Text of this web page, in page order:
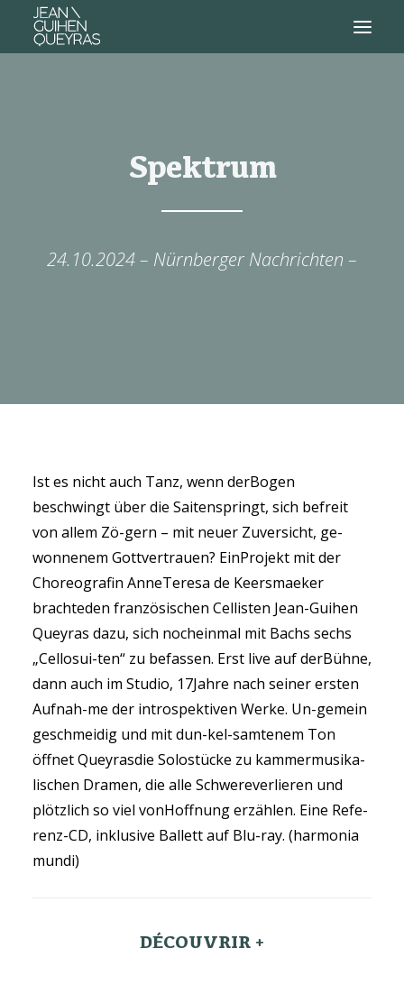
RECHERCHE
Spektrum
24.10.2024 – Nürnberger Nachrichten –
Ist es nicht auch Tanz, wenn derBogen
beschwingt über die Saitenspringt, sich befreit
von allem Zö-gern – mit neuer Zuversicht, ge-
wonnenem Gottvertrauen? EinProjekt mit der
Choreografin AnneTeresa de Keersmaeker
brachteden französischen Cellisten Jean-Guihen
Queyras dazu, sich nocheinmal mit Bachs sechs
„Cellosui-ten“ zu befassen. Erst live auf derBühne,
dann auch im Studio, 17Jahre nach seiner ersten
Aufnah-me der introspektiven Werke. Un-gemein
geschmeidig und mit dun-kel-samtenem Ton
öffnet Queyrasdie Solostücke zu kammermusika-
lischen Dramen, die alle Schwereverlieren und
plötzlich so viel vonHoffnung erzählen. Eine Refe-
renz-CD, inklusive Ballett auf Blu-ray. (harmonia
mundi)
DÉCOUVRIR +